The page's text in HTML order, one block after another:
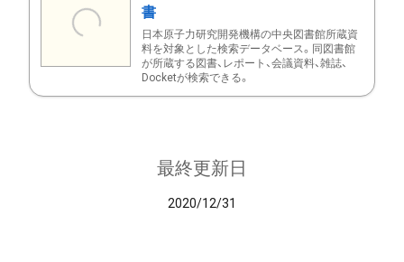
書
日本原子力研究開発機構の中央図書館所蔵資
料を対象とした検索データベース。同図書館
が所蔵する図書、レポート、会議資料、雑誌、
Docketが検索できる。
最終更新日
2020/12/31